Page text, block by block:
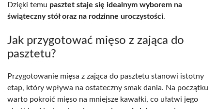
Dzięki temu pasztet staje się idealnym wyborem na
świąteczny stół oraz na rodzinne uroczystości.
Jak przygotować mięso z zająca do
pasztetu?
Przygotowanie mięsa z zająca do pasztetu stanowi istotny
etap, który wpływa na ostateczny smak dania. Na początku
warto pokroić mięso na mniejsze kawałki, co ułatwi jego